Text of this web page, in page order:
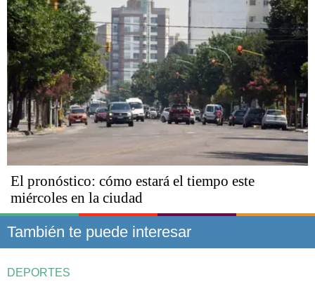
El pronóstico: cómo estará el tiempo este
miércoles en la ciudad
También te puede interesar
DEPORTES